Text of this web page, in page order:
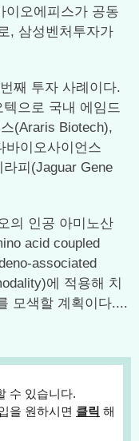
이오에피스가 공동
, 삼성벤처투자가
째 투자 사례이다.
으로 국내 에임드
(Araris Biotech),
바이오사이언스
피(Jaguar Gene
의 인공 아미노산
acid coupled
associated
에 적용해 치
모색할 계획이다....
수 있습니다.
을 원하시면 클릭 해